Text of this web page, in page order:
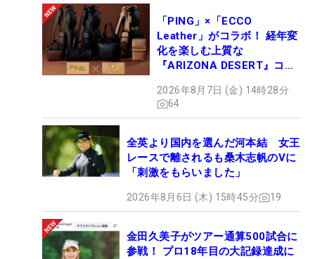
「PING」×「ECCO
Leather」がコラボ！ 経年変
化を楽しむ上質な
『ARIZONA DESERT』コレ
ュー
2026年8月7日 (金) 14時28分
64
全英より国内を選んだ河本結 女王
レースで離されるも桑木志帆のVに
「刺激をもらいました」
2026年8月6日 (木) 15時45分 19
金田久美子がツアー通算500試合に
参戦！ プロ18年目の大記録達成に